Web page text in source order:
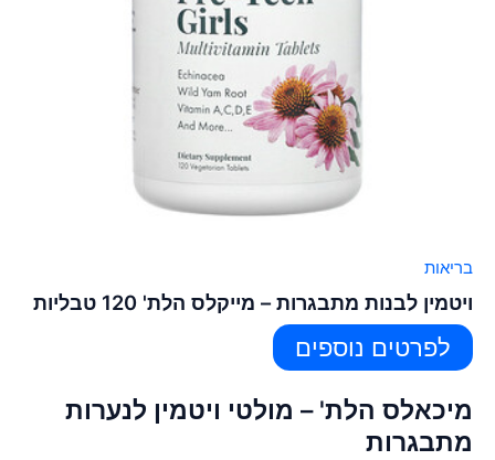
בריאות
ויטמין לבנות מתבגרות – מייקלס הלת' 120 טבליות
לפרטים נוספים
מיכאלס הלת' – מולטי ויטמין לנערות
מתבגרות